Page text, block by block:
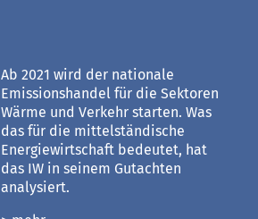
Ab 2021 wird der nationale
Emissionshandel für die Sektoren
Wärme und Verkehr starten. Was
das für die mittelständische
Energiewirtschaft bedeutet, hat
das IW in seinem Gutachten
analysiert.